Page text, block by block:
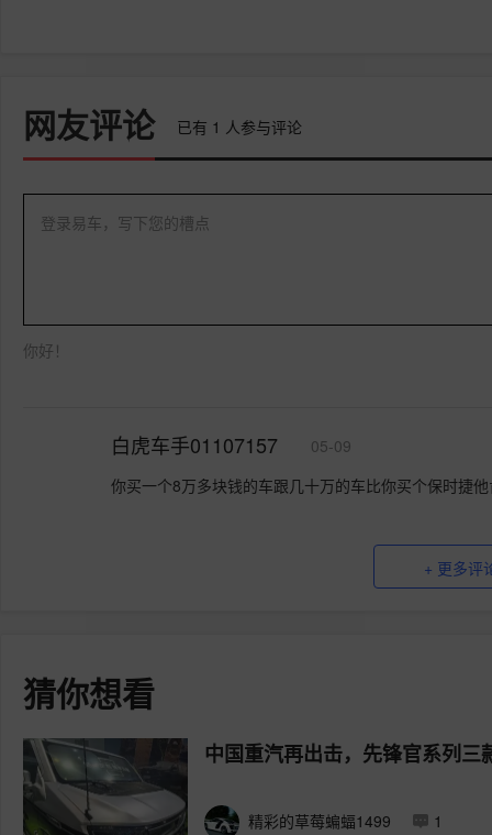
网友评论 已有 1 人参与评论
登录易车，写下您的槽点
你好！
白虎车手01107157
05-09
你买一个8万多块钱的车跟几十万的车比你买个保时捷
+ 更多评
猜你想看
中国重汽再出击，先锋官系列
精彩的草莓蝙蝠1499 1